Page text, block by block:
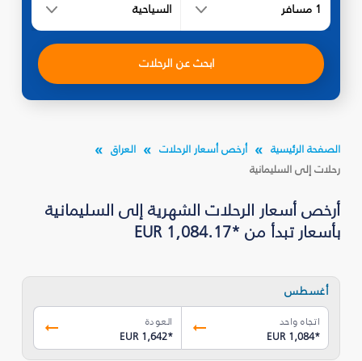
1 مسافر السياحية
ابحث عن الرحلات
الصفحة الرئيسية أرخص أسعار الرحلات
العراق
رحلات إلى السليمانية‎
أرخص أسعار الرحلات الشهرية إلى السليمانية‎
بأسعار تبدأ من *EUR 1,084.17
أغسطس
اتجاه واحد
EUR 1,084*
العودة
EUR 1,642*